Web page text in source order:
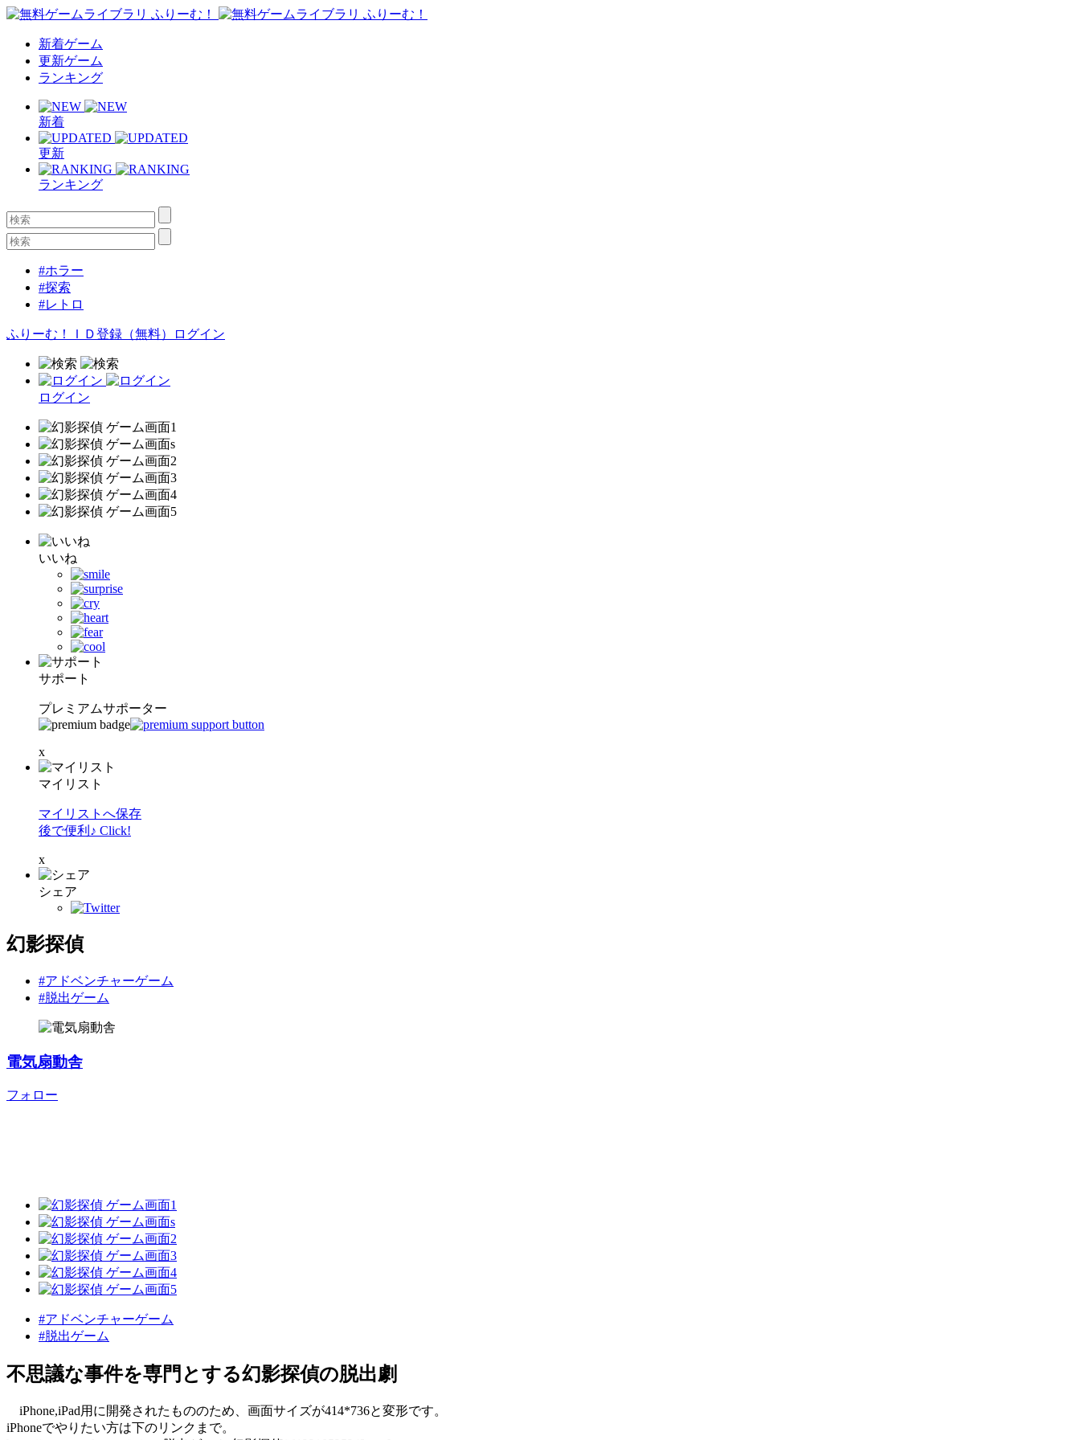
新着ゲーム
更新ゲーム
ランキング
新着
更新
ランキング
#ホラー
#探索
#レトロ
ふりーむ！ＩＤ登録（無料） ログイン
ログイン
いいね
サポート
プレミアムサポーター
x
マイリスト
マイリストへ保存
後で便利♪ Click!
x
シェア
幻影探偵
#アドベンチャーゲーム
#脱出ゲーム
電気扇動舎
フォロー
#アドベンチャーゲーム
#脱出ゲーム
不思議な事件を専門とする幻影探偵の脱出劇
iPhone,iPad用に開発されたもののため、画面サイズが414*736と変形です。
iPhoneでやりたい方は下のリンクまで。